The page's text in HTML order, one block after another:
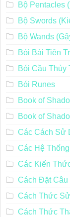
Bộ Pentacles
Bộ Swords
Bộ Wands
Bói Bài Tiên
Bói Cầu Thủy
Bói Runes
Book of
Book of
Các Cách Sử
Các Hệ
Các Kiến
Cách Đặt Câu
Cách Thức
Cách Thức